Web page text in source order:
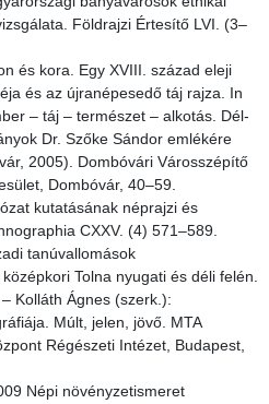
Földrajzi Értesítő LVI. (3–
és kora. Egy XVIII. század eleji
és az újranépesedő táj rajza. In
– táj – természet – alkotás. Dél-
Dr. Szőke Sándor emlékére
2005). Dombóvári Városszépítő
Dombóvár, 40–59.
kutatásának néprajzi és
CXXV. (4) 571–589.
tanúvallomások
Tolna nyugati és déli felén.
Kolláth Ágnes (szerk.):
Múlt, jelen, jövő. MTA
Régészeti Intézet, Budapest,
Népi növényzetismeret